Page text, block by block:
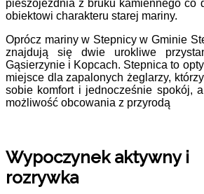
pieszojezdnia z bruku kamiennego co
obiektowi charakteru starej mariny.
Oprócz mariny w Stepnicy w Gminie
znajdują się dwie urokliwe
Gąsierzynie i Kopcach. Stepnica to
miejsce dla zapalonych żeglarzy,
sobie komfort i jednocześnie spokój,
możliwość obcowania z przyrodą
Wypoczynek aktywny i
rozrywka